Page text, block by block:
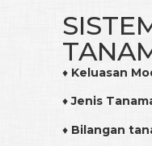
♦ Keluasan
♦Jenis
♦ Bilangan